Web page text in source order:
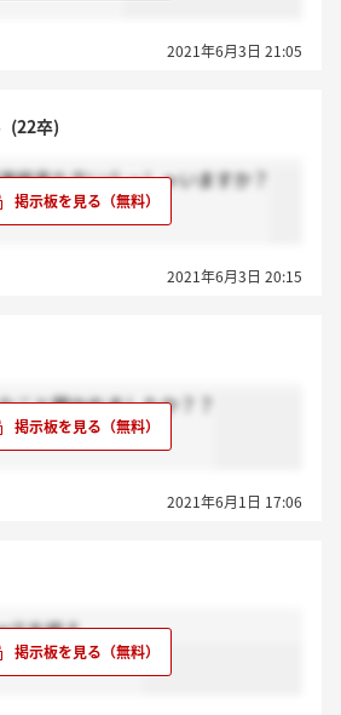
2021年6月3日 21:05
(22卒)
絡来た方いらっしゃいますか？
2021年6月3日 20:15
こと聞かれましたか？？
2021年6月1日 17:06
テを終え
」お願いします